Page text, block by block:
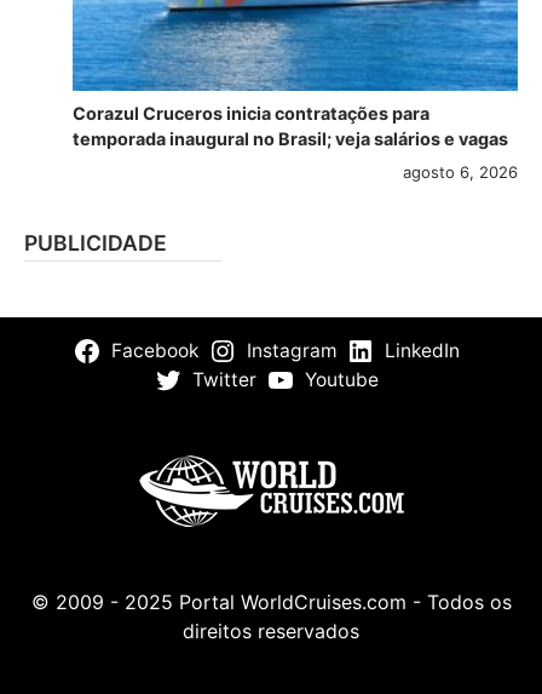
Corazul Cruceros inicia contratações para
temporada inaugural no Brasil; veja salários e vagas
agosto 6, 2026
PUBLICIDADE
Facebook Instagram
LinkedIn
Twitter
Youtube
© 2009 - 2025 Portal WorldCruises.com - Todos os
direitos reservados